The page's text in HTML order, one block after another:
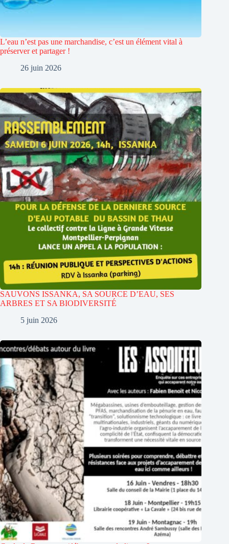
L’eau n’est pas une marchandise, c’est un élément vital à
préserver et partager !
26 juin 2026
SAUVONS ISSANKA, SA SOURCE D’EAU, SES
ARBRES ET SA BIODIVERSITÉ
5 juin 2026